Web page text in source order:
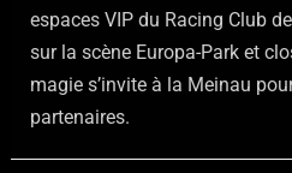
espaces VIP du Racing Club
sur la scène Europa-Park et
magie s’invite à la Meinau
partenaires.